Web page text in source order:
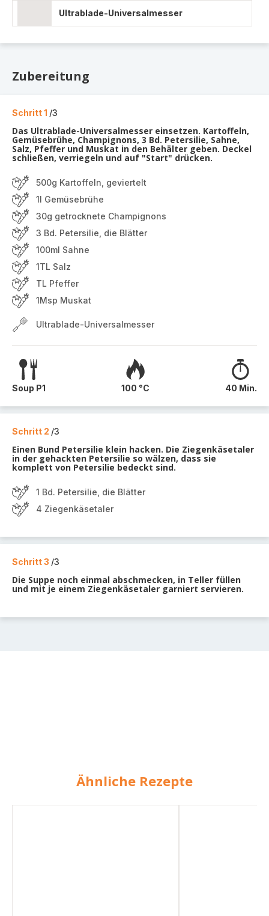
Ultrablade-Universalmesser
Zubereitung
Schritt 1 /3
Das Ultrablade-Universalmesser einsetzen. Kartoffeln,
Gemüsebrühe, Champignons, 3 Bd. Petersilie, Sahne,
Salz, Pfeffer und Muskat in den Behälter geben. Deckel
schließen, verriegeln und auf "Start" drücken.
500g Kartoffeln, geviertelt
1l Gemüsebrühe
30g getrocknete Champignons
3 Bd. Petersilie, die Blätter
100ml Sahne
1TL Salz
TL Pfeffer
1Msp Muskat
Ultrablade-Universalmesser
Soup P1 100 °C 40 Min.
Schritt 2 /3
Einen Bund Petersilie klein hacken. Die Ziegenkäsetaler
in der gehackten Petersilie so wälzen, dass sie
komplett von Petersilie bedeckt sind.
1 Bd. Petersilie, die Blätter
4 Ziegenkäsetaler
Schritt 3 /3
Die Suppe noch einmal abschmecken, in Teller füllen
und mit je einem Ziegenkäsetaler garniert servieren.
Ähnliche Rezepte